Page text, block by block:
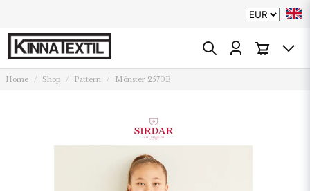
Home Shop Pattern Mönster 2570B